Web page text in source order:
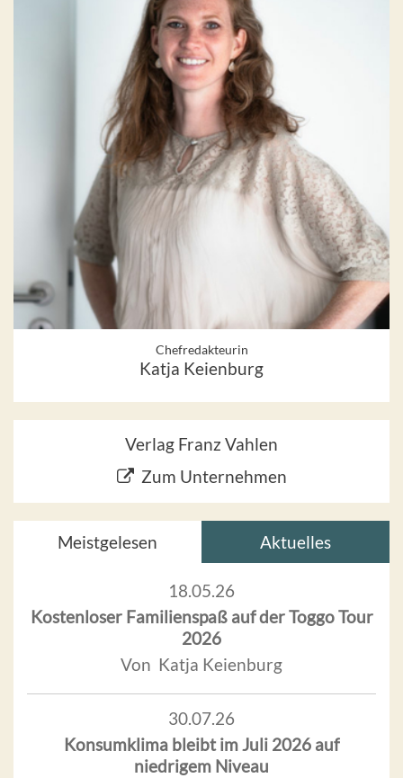
Chefredakteurin
Katja Keienburg
Verlag Franz Vahlen
Zum Unternehmen
Meistgelesen Aktuelles
18.05.26
Kostenloser Familienspaß auf der Toggo Tour
2026
Von Katja Keienburg
30.07.26
Konsumklima bleibt im Juli 2026 auf
niedrigem Niveau